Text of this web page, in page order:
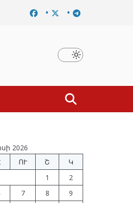
պաշտոնյաներ են
2026
ՈՒ Շ
Կ
1
2
7 8
9